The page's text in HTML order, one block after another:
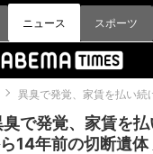
ニュース スポーツ
異臭で発覚、家賃を払い
臭で発覚、家賃を
14年前の切断遺体